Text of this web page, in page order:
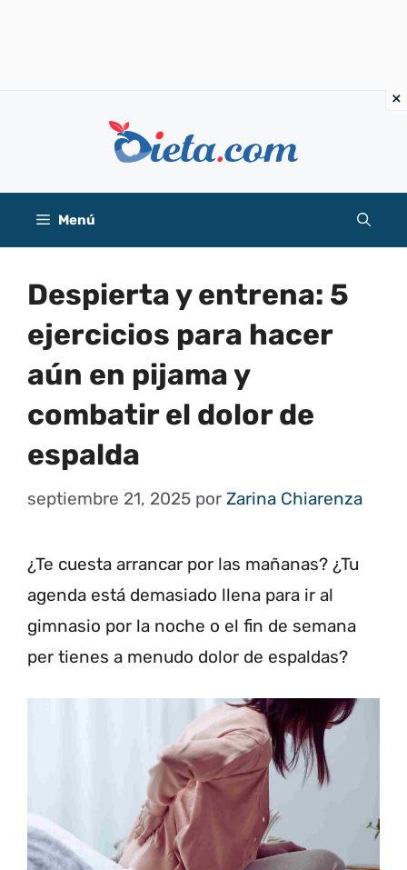
Menú
Despierta y entrena: 5
ejercicios para hacer
aún en pijama y
combatir el dolor de
espalda
septiembre 21, 2025 por Zarina Chiarenza
¿Te cuesta arrancar por las mañanas? ¿Tu
agenda está demasiado llena para ir al
gimnasio por la noche o el fin de semana
per tienes a menudo dolor de espaldas?